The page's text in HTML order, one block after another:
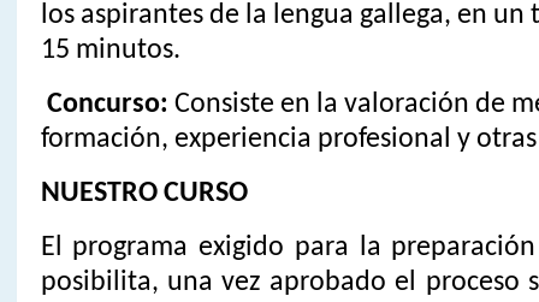
los aspirantes de la lengua gallega, en un
15 minutos.
Concurso: Consiste en la valoración de
formación, experiencia profesional y
NUESTRO CURSO
El programa exigido para la
posibilita, una vez aprobado el proceso